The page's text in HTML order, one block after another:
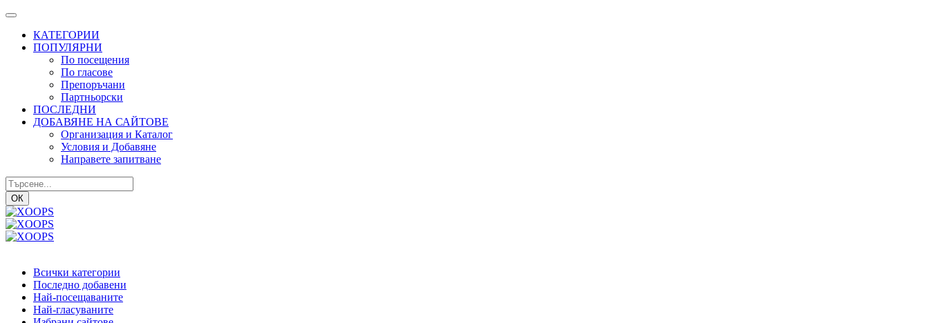
КАТЕГОРИИ
ПОПУЛЯРНИ
По посещения
По гласове
Препоръчани
Партньорски
ПОСЛЕДНИ
ДОБАВЯНЕ НА САЙТОВЕ
Организация и Каталог
Условия и Добавяне
Направете запитване
ОК
Всички категории
Последно добавени
Най-посещаваните
Най-гласуваните